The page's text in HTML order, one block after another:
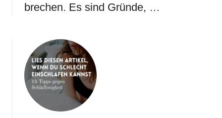
brechen. Es sind Gründe, …